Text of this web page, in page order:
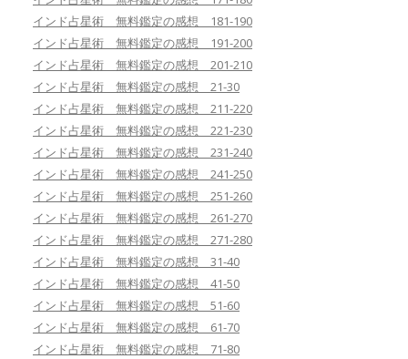
インド占星術 無料鑑定の感想 181-190
インド占星術 無料鑑定の感想 191-200
インド占星術 無料鑑定の感想 201-210
インド占星術 無料鑑定の感想 21-30
インド占星術 無料鑑定の感想 211-220
インド占星術 無料鑑定の感想 221-230
インド占星術 無料鑑定の感想 231-240
インド占星術 無料鑑定の感想 241-250
インド占星術 無料鑑定の感想 251-260
インド占星術 無料鑑定の感想 261-270
インド占星術 無料鑑定の感想 271-280
インド占星術 無料鑑定の感想 31-40
インド占星術 無料鑑定の感想 41-50
インド占星術 無料鑑定の感想 51-60
インド占星術 無料鑑定の感想 61-70
インド占星術 無料鑑定の感想 71-80